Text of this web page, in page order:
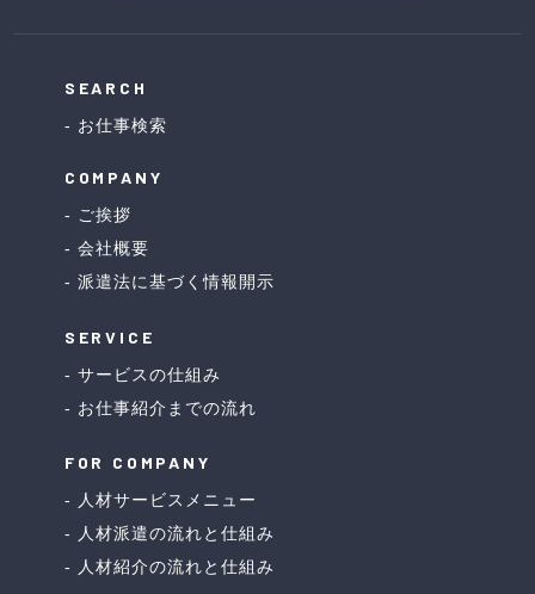
SEARCH
お仕事検索
COMPANY
ご挨拶
会社概要
派遣法に基づく情報開示
SERVICE
サービスの仕組み
お仕事紹介までの流れ
FOR COMPANY
人材サービスメニュー
人材派遣の流れと仕組み
人材紹介の流れと仕組み